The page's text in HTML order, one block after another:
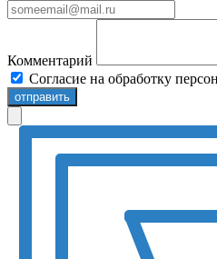
Комментарий
Согласие на обработку
отправить